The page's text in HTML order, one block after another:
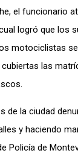
el funcionario
logró que los
motociclistas se
s las
s.
de la ciudad
y haciendo
Policía de